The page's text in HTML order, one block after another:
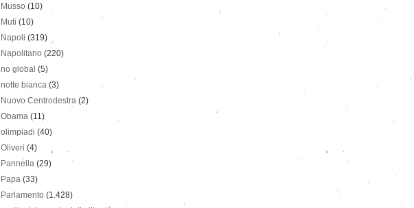
Musso (10)
Muti (10)
Napoli (319)
Napolitano (220)
no global (5)
notte bianca (3)
Nuovo Centrodestra (2)
Obama (11)
olimpiadi (40)
Oliveri (4)
Pannella (29)
Papa (33)
Parlamento (1.428)